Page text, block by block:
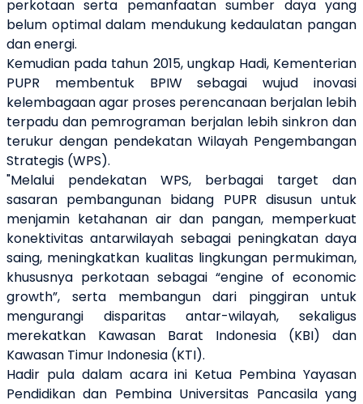
perkotaan serta pemanfaatan sumber daya yang
belum optimal dalam mendukung kedaulatan pangan
dan energi.
Kemudian pada tahun 2015, ungkap Hadi, Kementerian
PUPR membentuk BPIW sebagai wujud inovasi
kelembagaan agar proses perencanaan berjalan lebih
terpadu dan pemrograman berjalan lebih sinkron dan
terukur dengan pendekatan Wilayah Pengembangan
Strategis (WPS).
"Melalui pendekatan WPS, berbagai target dan
sasaran pembangunan bidang PUPR disusun untuk
menjamin ketahanan air dan pangan, memperkuat
konektivitas antarwilayah sebagai peningkatan daya
saing, meningkatkan kualitas lingkungan permukiman,
khususnya perkotaan sebagai “engine of economic
growth”, serta membangun dari pinggiran untuk
mengurangi disparitas antar-wilayah, sekaligus
merekatkan Kawasan Barat Indonesia (KBI) dan
Kawasan Timur Indonesia (KTI).
Hadir pula dalam acara ini Ketua Pembina Yayasan
Pendidikan dan Pembina Universitas Pancasila yang